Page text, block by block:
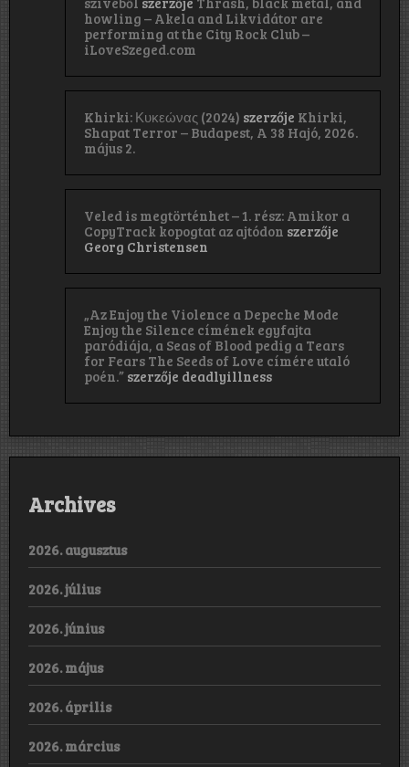
howling – Akela and Likvidátor are
performing at the City Rock Club –
iLoveSzeged.com
Khirki: Κ​υ​κ​ε​ώ​ν​α​ς (2024) szerzője Khirki,
Shapat Terror – Budapest, A 38 Hajó, 2026.
május 2.
Veled is megtörténhet – 1. rész: Amikor a
CopyTrack kopogtat az ajtódon szerzője
Georg Christensen
„Az Enjoy the Violence a Depeche Mode
Enjoy the Silence címének egyfajta
paródiája, a Seas of Blood pedig a Tears
for Fears The Seeds of Love címére utaló
poén.” szerzője deadlyillness
Archives
2026. augusztus
2026. július
2026. június
2026. május
2026. április
2026. március